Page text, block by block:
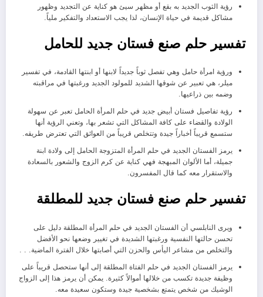
رؤية الثوب الجديد به بقع أو مظهر سيئ هو كناية عن التجديد وظهور
مشاكل قديمة في حياة الإنسان، لذا يجب الاستعداد والتفكير ملياً.
تفسير حلم صنع فستان جديد للحامل
ورؤية امرأة حامل وهي تفصل ثوباً جديداً لابنها أو ابنتها القادمة، في تفسير
ميلر، هي تعبير عن شوقها الشديد للمولود الجديد ورغبتها في مراقبته
وضمه بين ذراعيها.
رؤية تفاصيل فستان أبيض جديد في حلم المرأة الحامل تعبر عن سهولة
الولادة والقضاء على كافة المشاكل التي تشعر بها، وتعني الرؤية أنها
ستسمع قريباً أخباراً جيدة وتتخلص قريباً من العوائق التي تعترض طريقه.
يرمز الفستان الجديد في حلم المرأة المتزوجة الحامل إلى ولادة ابنة
جميلة، أما الألوان المبهجة فهي كناية عن كرم الزوج والشعور بالسعادة
والاستقرار معه كما قال المفسرون.
تفسير حلم صنع فستان جديد للمطلقة
ويرى النابلسي أن الفستان الجديد في حلم المرأة المطلقة دليل على
تحسن حالتها النفسية ورغبتها الشديدة في تغيير وضعها نحو الأفضل
والتخلص من مشاعر اليأس والحزن التي أصابتها خلال الفترة الماضية. . .
يرمز الفستان الجديد في حلم الفتاة المطلقة إلى أنها ستحصل قريباً على
وظيفة جديدة تكسب من خلالها أموالاً كثيرة. يمكن أن يرمز هذا إلى الزواج
الوشيك من شخص يتمتع بشخصية جيدة وستكون سعيدة معه.